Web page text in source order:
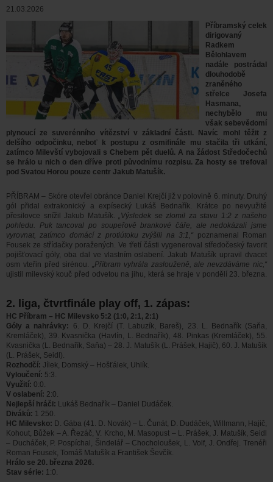
21.03.2026
Příbramský celek
dirigovaný
Radkem
Bělohlavem
nadále postrádal
dlouhodobě
zraněného
střelce Josefa
Hasmana,
nechybělo mu
však sebevědomí
plynoucí ze suverénního vítězství v základní části. Navíc mohl těžit z
delšího odpočinku, neboť k postupu z osmifinále mu stačila tři utkání,
zatímco Milevští vybojovali s Chebem pět duelů. A na žádost Středočechů
se hrálo u nich o den dříve proti původnímu rozpisu. Za hosty se trefoval
pod Svatou Horou pouze centr Jakub Matušík.
PŘÍBRAM – Skóre otevřel obránce Daniel Krejčí již v polovině 6. minuty. Druhý
gól přidal extrakonický a expísecký Lukáš Bednařík. Krátce po nevyužité
přesilovce snížil Jakub Matušík.„Výsledek se zlomil za stavu 1:2 z našeho
pohledu. Puk tancoval po soupeřově brankové čáře, ale nedokázali jsme
vyrovnat, zatímco domácí z protiútoku zvýšili na 3:1,“ poznamenal Roman
Fousek ze střídačky poražených. Ve třetí části vygeneroval středočeský favorit
pojišťovací góly, oba dal ve vlastním oslabení. Jakub Matušík upravil dvacet
osm vteřin před sirénou.„Příbram vyhrála zaslouženě, ale nevzdáváme nic,“
ujistil milevský kouč před odvetou na jihu, která se hraje v pondělí 23. března.
2. liga, čtvrtfinále play off, 1. zápas:
HC Příbram – HC Milevsko 5:2 (1:0, 2:1, 2:1)
Góly a nahrávky:
6. D. Krejčí (T. Labuzík, Bareš), 23. L. Bednařík (Saňa,
Kremláček), 39. Kvasnička (Havlín, L. Bednařík), 48. Pinkas (Kremláček), 55.
Kvasnička (L. Bednařík, Saňa) – 28. J. Matušík (L. Prášek, Hajič), 60. J. Matušík
(L. Prášek, Seidl).
Rozhodčí: Jílek, Domský – Hošťálek, Uhlík.
Vyloučení: 5:3.
Využití: 0:0.
V oslabení: 2:0.
Nejlepší hráči: Lukáš Bednařík – Daniel Dudáček.
Diváků: 1 250.
HC Milevsko: D. Gába (41. D. Novák) – L. Čunát, D. Dudáček, Willmann, Hajič,
Kohout, Bůžek – A. Řezáč, V. Krcho, M. Masopust – L. Prášek, J. Matušík, Seidl
– Ducháček, P. Pospíchal, Šindelář – Chocholoušek, L. Volf, J. Ondřej. Trenéři
Roman Fousek, Tomáš Matušík a František Ševčík.
Hrálo se 20. března 2026.
Stav série: 1:0.